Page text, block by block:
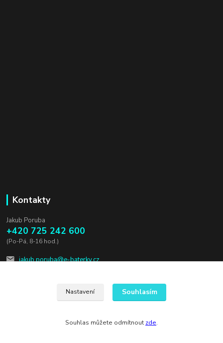
Kontakty
Jakub Poruba
+420 725 242 600
(Po-Pá, 8-16 hod.)
jakub.poruba@e-baterky.cz
Nastavení Souhlasím
Souhlas můžete odmítnout zde.